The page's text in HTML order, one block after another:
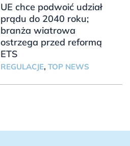
UE chce podwoić udział
prądu do 2040 roku;
branża wiatrowa
ostrzega przed reformą
ETS
REGULACJE, TOP NEWS